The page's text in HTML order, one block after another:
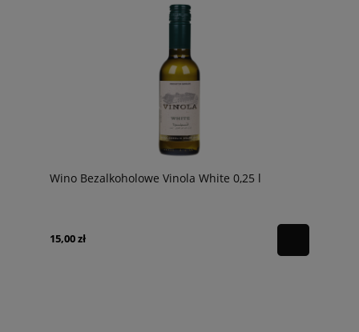
Wino Bezalkoholowe Vinola White 0,25 l
15,00 zł